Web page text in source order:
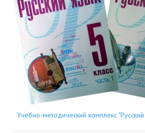
Учебно-методический комплекс